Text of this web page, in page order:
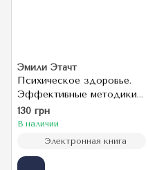
Эмили Этачт
Психическое здоровье.
Эффективные методики
упорядочить мысли,
справиться со стрессом и
тревогой
130 грн
В наличии
Электронная книга